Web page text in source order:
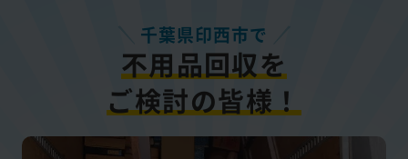
千葉県印西市で
不用品回収を
ご検討の皆様！